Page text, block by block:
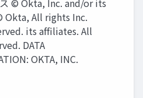
© Okta, Inc. and/or its
Okta, All rights Inc.
its afﬁliates. All
DATA
OKTA, INC.